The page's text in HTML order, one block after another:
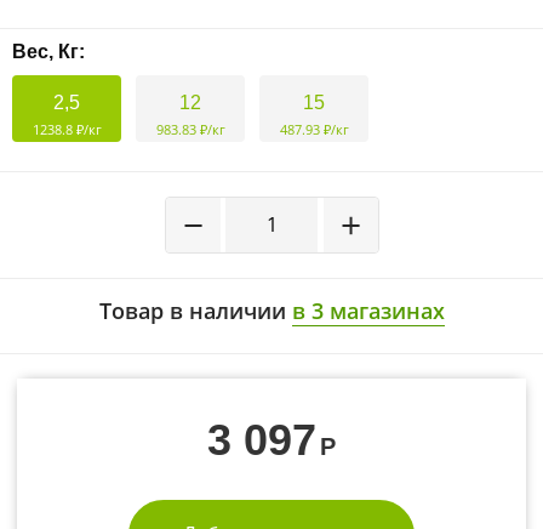
Вес, Кг:
2,5
1238.8 ₽/кг
12
983.83 ₽/кг
15
487.93 ₽/кг
+
−
Товар в наличии в 3 магазинах
3 097 Р